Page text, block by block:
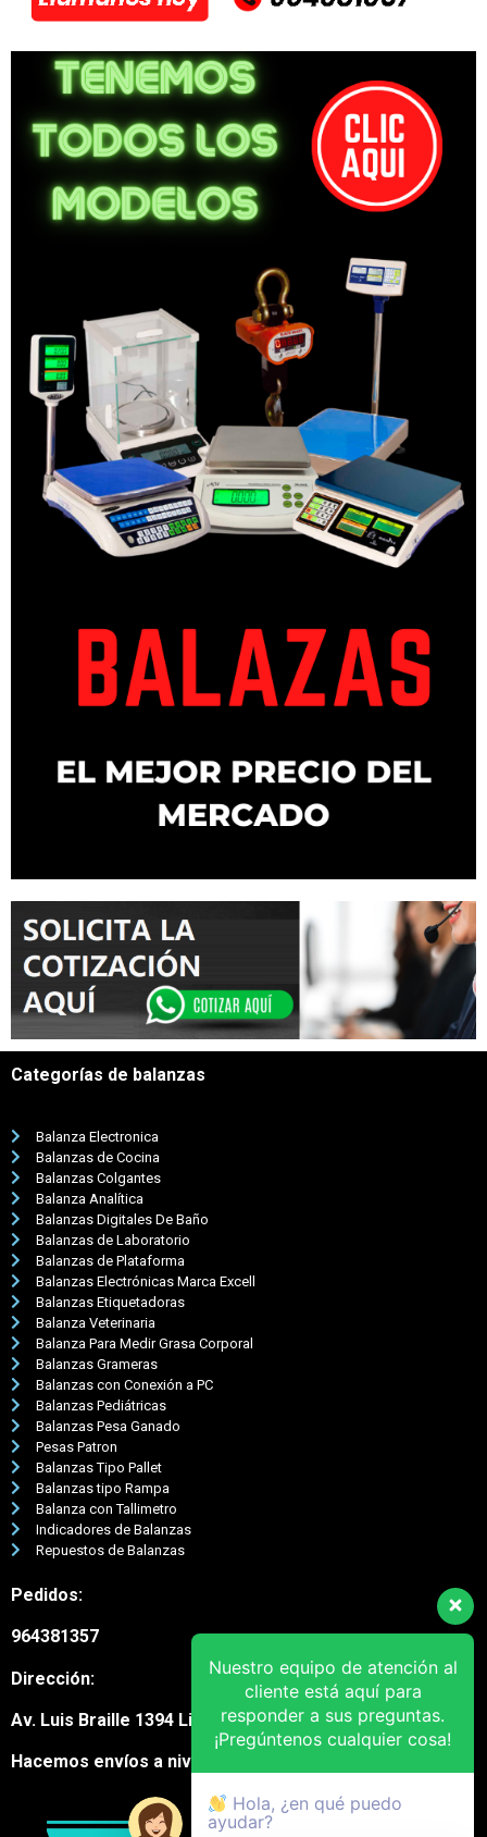
Categorías de balanzas
Balanza Electronica
Balanzas de Cocina
Balanzas Colgantes
Balanza Analítica
Balanzas Digitales De Baño
Balanzas de Laboratorio
Balanzas de Plataforma
Balanzas Electrónicas Marca Excell
Balanzas Etiquetadoras
Balanza Veterinaria
Balanza Para Medir Grasa Corporal
Balanzas Grameras
Balanzas con Conexión a PC
Balanzas Pediátricas
Balanzas Pesa Ganado
Pesas Patron
Balanzas Tipo Pallet
Balanzas tipo Rampa
Balanza con Tallimetro
Indicadores de Balanzas
Repuestos de Balanzas
Pedidos:
964381357
Dirección:
Av. Luis Braille 1394 Lima Cercado
Hacemos envíos a nivel nacional
Nuestro equipo de atención al
cliente está aquí para
responder a sus preguntas.
¡Pregúntenos cualquier cosa!
Hola, ¿en qué puedo
ayudar?